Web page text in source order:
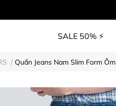
SALE 50% ⚡
/ Quần Jeans Nam Slim Form Ôm